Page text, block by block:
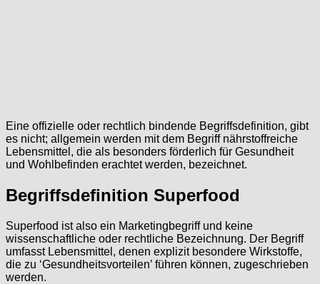
Eine offizielle oder rechtlich bindende Begriffsdefinition, gibt
es nicht; allgemein werden mit dem Begriff nährstoffreiche
Lebensmittel, die als besonders förderlich für Gesundheit
und Wohlbefinden erachtet werden, bezeichnet.
Begriffsdefinition Superfood
Superfood ist also ein Marketingbegriff und keine
wissenschaftliche oder rechtliche Bezeichnung. Der Begriff
umfasst Lebensmittel, denen explizit besondere Wirkstoffe,
die zu ‘Gesundheitsvorteilen’ führen können, zugeschrieben
werden.